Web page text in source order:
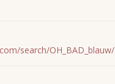
search/OH_BAD_blauw/